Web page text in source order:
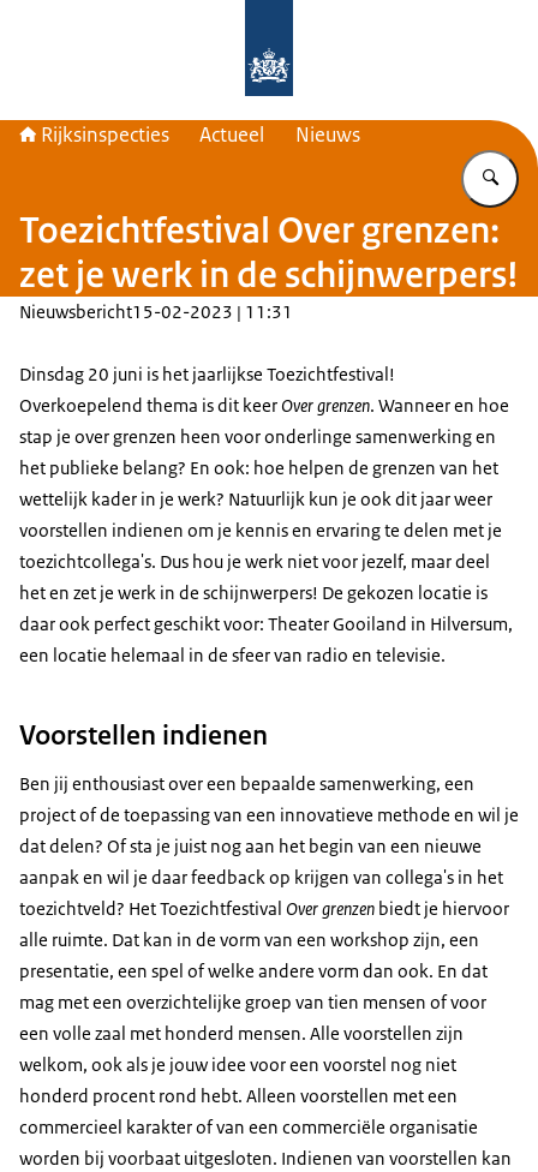
Rijksinspecties Actueel Nieuws
Toezichtfestival Over grenzen:
zet je werk in de schijnwerpers!
Nieuwsbericht15-02-2023 | 11:31
Dinsdag 20 juni is het jaarlijkse Toezichtfestival!
Overkoepelend thema is dit keer Over grenzen. Wanneer en hoe
stap je over grenzen heen voor onderlinge samenwerking en
het publieke belang? En ook: hoe helpen de grenzen van het
wettelijk kader in je werk? Natuurlijk kun je ook dit jaar weer
voorstellen indienen om je kennis en ervaring te delen met je
toezichtcollega's. Dus hou je werk niet voor jezelf, maar deel
het en zet je werk in de schijnwerpers! De gekozen locatie is
daar ook perfect geschikt voor: Theater Gooiland in Hilversum,
een locatie helemaal in de sfeer van radio en televisie.
Voorstellen indienen
Ben jij enthousiast over een bepaalde samenwerking, een
project of de toepassing van een innovatieve methode en wil je
dat delen? Of sta je juist nog aan het begin van een nieuwe
aanpak en wil je daar feedback op krijgen van collega's in het
toezichtveld? Het Toezichtfestival Over grenzen biedt je hiervoor
alle ruimte. Dat kan in de vorm van een workshop zijn, een
presentatie, een spel of welke andere vorm dan ook. En dat
mag met een overzichtelijke groep van tien mensen of voor
een volle zaal met honderd mensen. Alle voorstellen zijn
welkom, ook als je jouw idee voor een voorstel nog niet
honderd procent rond hebt. Alleen voorstellen met een
commercieel karakter of van een commerciële organisatie
worden bij voorbaat uitgesloten. Indienen van voorstellen kan